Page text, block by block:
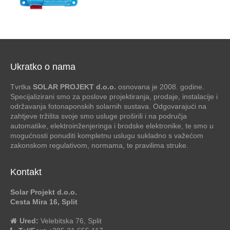
Ukratko o nama
Tvrtka SOLAR PROJEKT d.o.o. osnovana je 2008. godine.
Specijalizirani smo za poslove projektiranja, prodaje, instalacije i
održavanja fotonaponskih solarnih sustava. Odgovarajući na
zahtjeve tržišta svoje smo usluge proširili i na područja
automatike, elektroinženjeringa i brodske elektronike, te smo u
mogućnosti ponuditi kompletnu uslugu sukladno s važećom
zakonskom regulativom, normama, te pravilima struke.
Kontakt
Solar Projekt d.o.o.
Cesta Mira 16, Split
Ured: Velebitska 76, Split